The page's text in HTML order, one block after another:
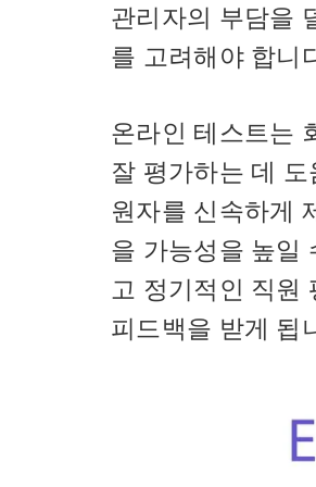
관리자의 부담을
를 고려해야 합니
온라인 테스트는
잘 평가하는 데
원자를 신속하게
을 가능성을 높일
고 정기적인 직원
피드백을 받게 됩